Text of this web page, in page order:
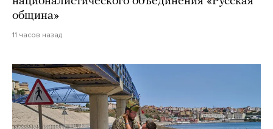
община»
11 часов назад